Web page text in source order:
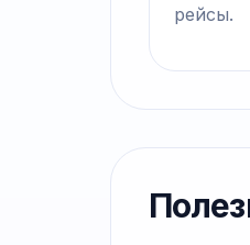
рейсы.